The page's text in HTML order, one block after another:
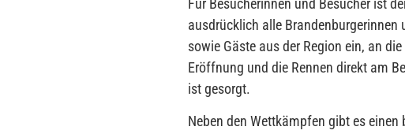
ausdrücklich alle Brandenburgerinnen
sowie Gäste aus der Region ein, an
Eröffnung und die Rennen direkt am
ist gesorgt.
Neben den Wettkämpfen gibt es